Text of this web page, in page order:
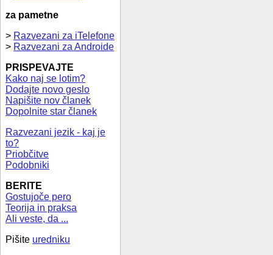
za pametne
> Razvezani za iTelefone
> Razvezani za Androide
PRISPEVAJTE
Kako naj se lotim?
Dodajte novo geslo
Napišite nov članek
Dopolnite star članek
Razvezani jezik - kaj je
to?
Priobčitve
Podobniki
BERITE
Gostujoče pero
Teorija in praksa
Ali veste, da ...
Pišite uredniku